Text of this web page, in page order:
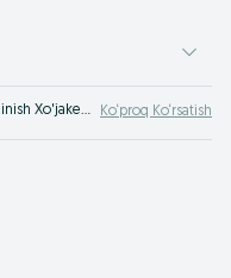
Kiyim-kechak,tovar va xizmatlar bilan almashinish Xo'jakent - OLX Xo'jakent bepul e‘lonlar sayti. Hamma OLXda buyumlar bilan almashinadi! Ko‘proq Ko‘rsatish